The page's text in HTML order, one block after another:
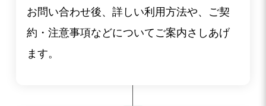
お問い合わせ後、詳しい利用方法や、ご契
約・注意事項などについてご案内さしあげ
ます。